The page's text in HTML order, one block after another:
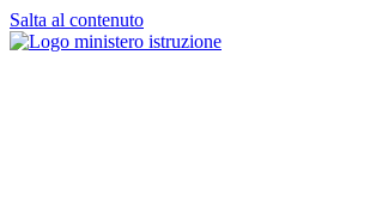
Salta al contenuto